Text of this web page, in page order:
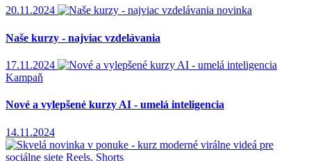
20.11.2024 novinka
Naše kurzy - najviac vzdelávania
17.11.2024
Kampaň
Nové a vylepšené kurzy AI - umelá inteligencia
14.11.2024